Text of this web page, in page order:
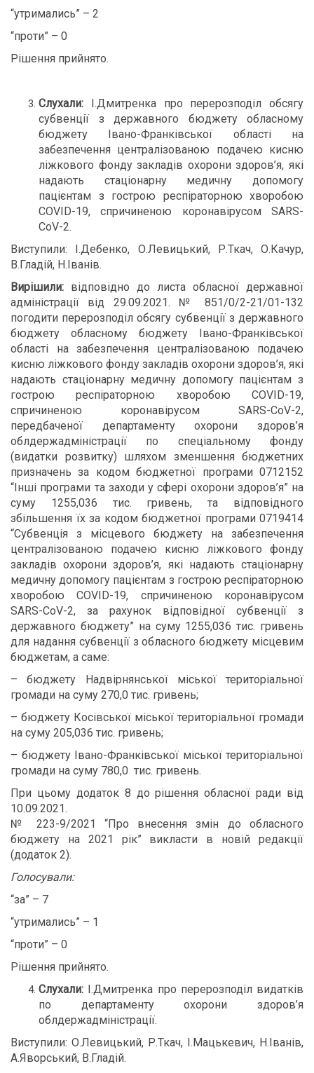
“утримались” – 2
“проти” – 0
Рішення прийнято.
Слухали: І.Дмитренка про перерозподіл обсягу
субвенції з державного бюджету обласному
бюджету Івано-Франківської області на
забезпечення централізованою подачею кисню
ліжкового фонду закладів охорони здоров’я, які
надають стаціонарну медичну допомогу
пацієнтам з гострою респіраторною хворобою
COVID-19, спричиненою коронавірусом SARS-
CoV-2.
Виступили: І.Дебенко, О.Левицький, Р.Ткач, О.Качур,
В.Гладій, Н.Іванів.
Вирішили: відповідно до листа обласної державної
адміністрації від 29.09.2021. № 851/0/2-21/01-132
погодити перерозподіл обсягу субвенції з державного
бюджету обласному бюджету Івано-Франківської
області на забезпечення централізованою подачею
кисню ліжкового фонду закладів охорони здоров’я, які
надають стаціонарну медичну допомогу пацієнтам з
гострою респіраторною хворобою COVID-19,
спричиненою коронавірусом SARS-CoV-2,
передбаченої департаменту охорони здоров’я
облдержадміністрації по спеціальному фонду
(видатки розвитку) шляхом зменшення бюджетних
призначень за кодом бюджетної програми 0712152
“Інші програми та заходи у сфері охорони здоров’я” на
суму 1255,036 тис. гривень, та відповідного
збільшення їх за кодом бюджетної програми 0719414
“Субвенція з місцевого бюджету на забезпечення
централізованою подачею кисню ліжкового фонду
закладів охорони здоров’я, які надають стаціонарну
медичну допомогу пацієнтам з гострою респіраторною
хворобою COVID-19, спричиненою коронавірусом
SARS-CoV-2, за рахунок відповідної субвенції з
державного бюджету” на суму 1255,036 тис. гривень
для надання субвенції з обласного бюджету місцевим
бюджетам, а саме:
– бюджету Надвірнянської міської територіальної
громади на суму 270,0 тис. гривень;
– бюджету Косівської міської територіальної громади
на суму 205,036 тис. гривень;
– бюджету Івано-Франківської міської територіальної
громади на суму 780,0 тис. гривень.
При цьому додаток 8 до рішення обласної ради від
10.09.2021.
№ 223-9/2021 “Про внесення змін до обласного
бюджету на 2021 рік” викласти в новій редакції
(додаток 2).
Голосували:
“за” – 7
“утримались” – 1
“проти” – 0
Рішення прийнято.
Слухали: І.Дмитренка про перерозподіл видатків
по департаменту охорони здоров’я
облдержадміністрації.
Виступили: О.Левицький, Р.Ткач, І.Мацькевич, Н.Іванів,
А.Яворський, В.Гладій.